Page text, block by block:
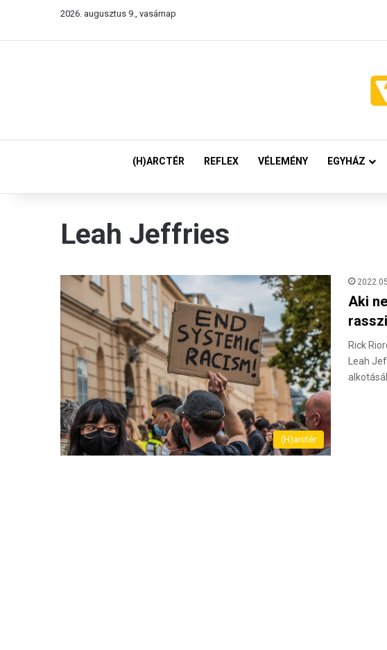
2026. augusztus 9., vasárnap
(H)ARCTÉR REFLEX VÉLEMÉNY EGYHÁZ
Leah Jeffries
(H)arctér
Aki
Rick
Leah